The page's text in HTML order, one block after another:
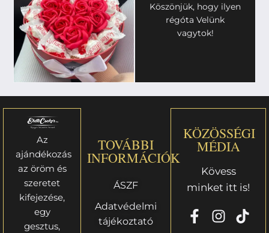
Köszönjük, hogy ilyen
régóta Velünk
vagytok!
Az
ajándékozás
az öröm és
szeretet
kifejezése,
egy
gesztus,
TOVÁBBI
INFORMÁCIÓK
ÁSZF
Adatvédelmi
tájékoztató
KÖZÖSSÉGI
MÉDIA
Kövess
minket itt is!